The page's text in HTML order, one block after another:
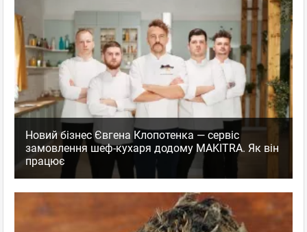
Новий бізнес Євгена Клопотенка — сервіс
замовлення шеф-кухаря додому MAKITRA. Як він
працює